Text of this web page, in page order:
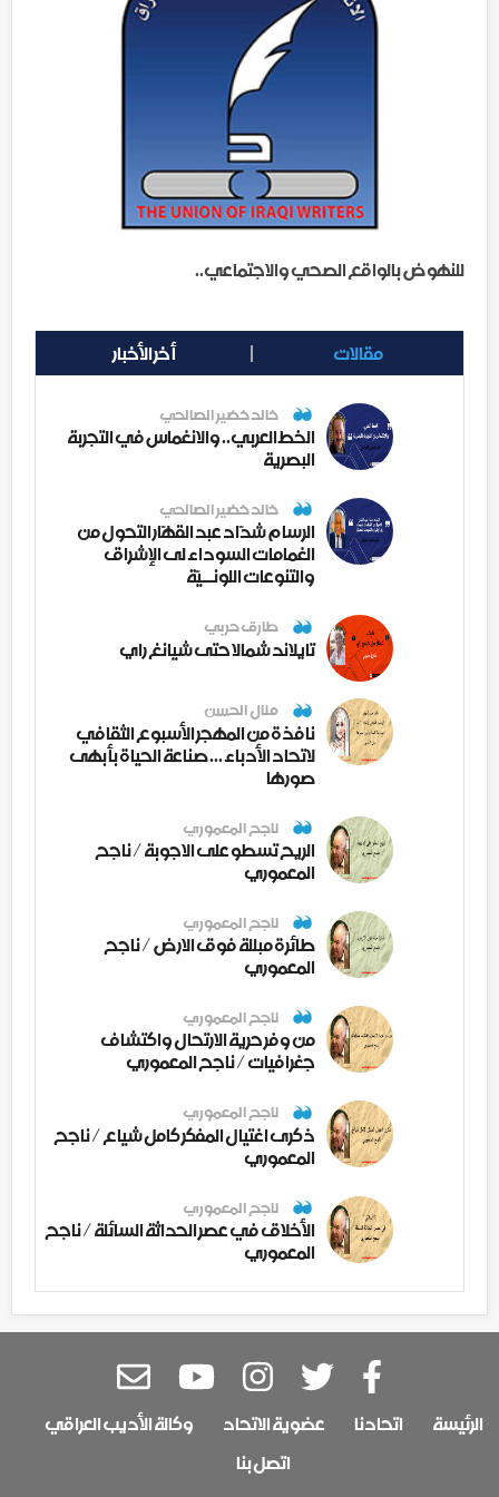
للنهوض بالواقع الصحي والاجتماعي..
مقالات أخر الأخبار
خالد خضير الصالحي
الخط العربي.. والانغماس في التجربة
البصرية
خالد خضير الصالحي
الرسام شدّاد عبد القهّار التحول من
الغمامات السوداء لى الإشراق
والتنوعات اللونــيّة
طارق حربي
تايلاند شمالا حتى شيانغ راي
منال الحسن
نافذة من المهجر الأسبوع الثقافي
لاتحاد الأدباء ... صناعة الحياة بأبهى
صورها
ناجح المعموري
الريح تسطو على الاجوبة / ناجح
المعموري
ناجح المعموري
طائرة مبللة فوق الارض / ناجح
المعموري
ناجح المعموري
من وفر حرية الارتحال واكتشاف
جغرافيات / ناجح المعموري
ناجح المعموري
ذكرى اغتيال المفكر كامل شياع / ناجح
المعموري
ناجح المعموري
الأخلاق في عصر الحداثة السائلة / ناجح
المعموري
الرئيسة اتحادنا عضوية الاتحاد
وكالة الأديب العراقي
اتصل بنا